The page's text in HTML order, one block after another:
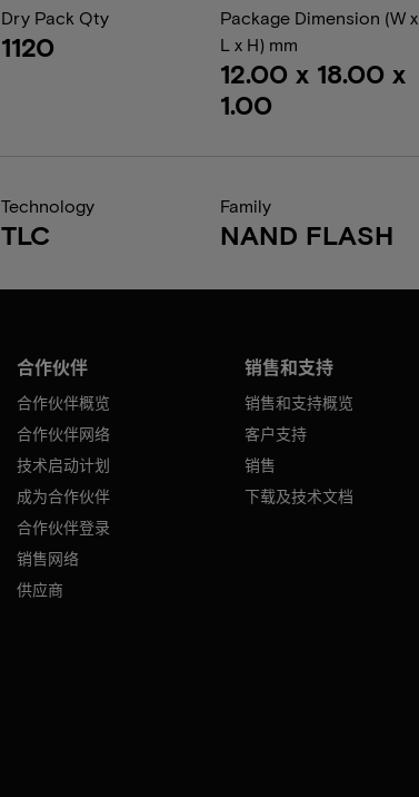
Dry Pack Qty
1120
Package Dimension (W x
L x H) mm
12.00 x 18.00 x
1.00
Technology
TLC
Family
NAND FLASH
合作伙伴
合作伙伴概览
合作伙伴网络
技术启动计划
成为合作伙伴
合作伙伴登录
销售网络
供应商
销售和支持
销售和支持概览
客户支持
销售
下载及技术文档